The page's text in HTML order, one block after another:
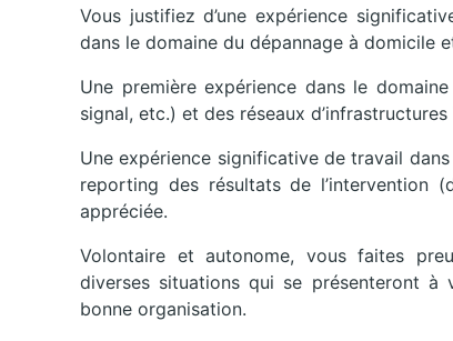
Vous justifiez d’une expérience
dans le domaine du dépannage à domicile
Une première expérience dans le
signal, etc.) et des réseaux
Une expérience significative de travail
reporting des résultats de l’intervention
appréciée.
Volontaire et autonome, vous faites
diverses situations qui se présenteront
bonne organisation.